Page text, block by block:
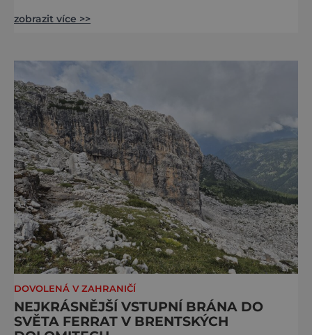
věžemi, horskými jezery a nekonečnými
dovolenou právě sem. Madonna di
Campiglio uhrane každé ráno, kdy první
paprsky kreslí na vrcholcích Brenty
zobrazit více >>
DOVOLENÁ V ZAHRANIČÍ
NEJKRÁSNĚJŠÍ VSTUPNÍ BRÁNA DO
SVĚTA FERRAT V BRENTSKÝCH